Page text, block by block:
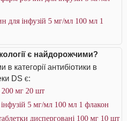
для інфузій 5 мг/мл 100 мл 1
є найдорожчими?
категорії антибіотики в
DS є:
200 мг 20 шт
5 мг/мл 100 мл 1 флакон
дисперговані 100 мг 10 шт